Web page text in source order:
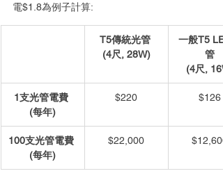
電$1.8為例子計算:
T5傳統光管
(4尺, 28W)
一般T5
管
(4尺,
1支光管電費
(每年)
$220 $126
100支光管電費
(每年)
​$22,000 $12,600